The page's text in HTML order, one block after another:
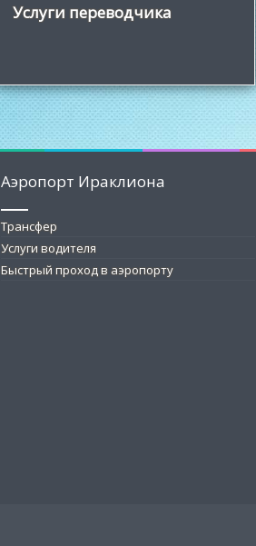
Услуги переводчика
Аэропорт Ираклиона
Трансфер
Услуги водителя
Быстрый проход в аэропорту